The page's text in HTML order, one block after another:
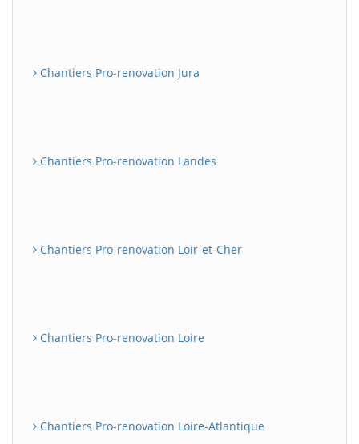
Chantiers Pro-renovation Jura
Chantiers Pro-renovation Landes
Chantiers Pro-renovation Loir-et-Cher
Chantiers Pro-renovation Loire
Chantiers Pro-renovation Loire-Atlantique